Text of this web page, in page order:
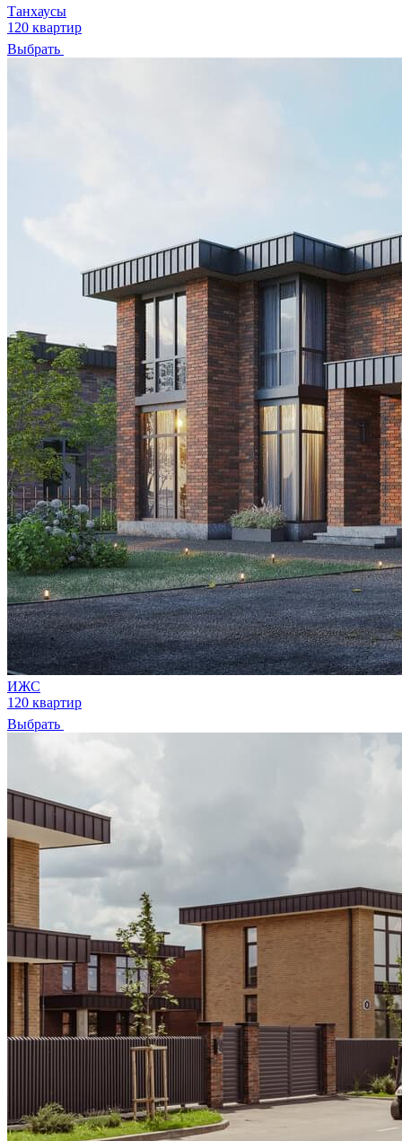
Танхаусы
120 квартир
Выбрать
ИЖС
120 квартир
Выбрать